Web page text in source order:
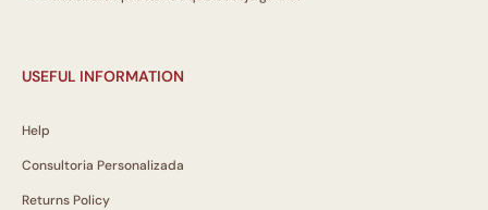
USEFUL INFORMATION
Help
Consultoria Personalizada
Returns Policy